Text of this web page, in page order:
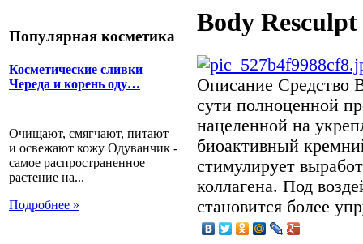
Популярная косметика
Косметические сливки
Череда и корень оду…
Очищают, смягчают, питают
и освежают кожу Одуванчик -
самое распространенное
растение на...
Подробнее »
Body
Описание Средство
сути полноценной
нацеленной на
биоактивный
стимулирует
коллагена. Под
становится более